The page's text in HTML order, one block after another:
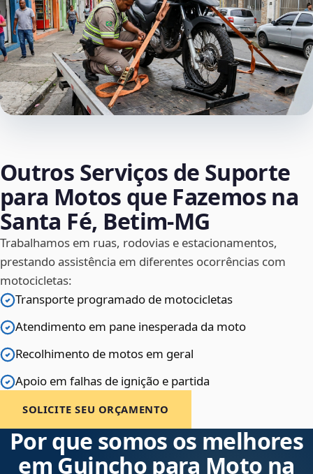
Outros Serviços de Suporte
para Motos que Fazemos na
Santa Fé, Betim‑MG
Trabalhamos em ruas, rodovias e estacionamentos,
prestando assistência em diferentes ocorrências com
motocicletas:
Transporte programado de motocicletas
Atendimento em pane inesperada da moto
Recolhimento de motos em geral
Apoio em falhas de ignição e partida
SOLICITE SEU ORÇAMENTO
Por que somos os melhores
em Guincho para Moto na